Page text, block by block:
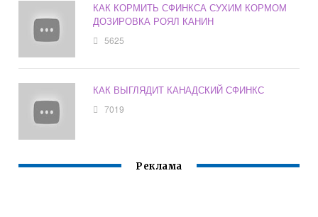
КАК КОРМИТЬ СФИНКСА СУХИМ КОРМОМ
ДОЗИРОВКА РОЯЛ КАНИН
5625
КАК ВЫГЛЯДИТ КАНАДСКИЙ СФИНКС
7019
Реклама